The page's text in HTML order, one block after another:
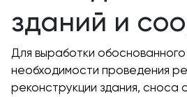
зданий и
Для выработки
необходимости проведения
реконструкции здания, сноса